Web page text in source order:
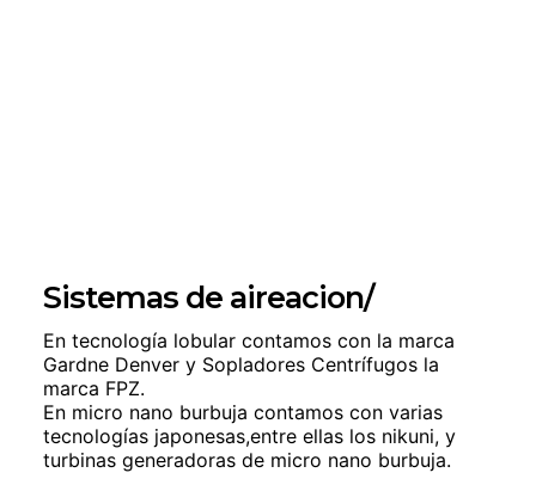
Sistemas de aireacion/
En tecnología lobular contamos con la marca
Gardne Denver y Sopladores Centrífugos la
marca FPZ.
En micro nano burbuja contamos con varias
tecnologías japonesas,entre ellas los nikuni, y
turbinas generadoras de micro nano burbuja.